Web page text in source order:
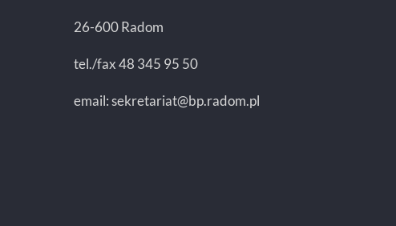
26-600 Radom
tel./fax 48 345 95 50
email:sekretariat@bp.radom.pl